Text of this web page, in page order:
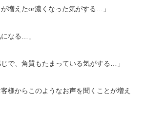
が増えたor濃くなった気がする…」
なる…」
じで、角質もたまっている気がする…」
様からこのようなお声を聞くことが増え